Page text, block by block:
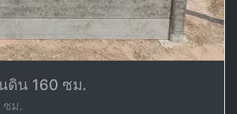
ดิน 160 ซม.
ซม.